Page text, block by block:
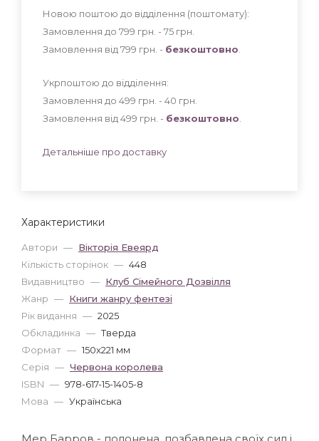
Характеристики
Автори — Вікторія Евеярд
Кількість сторінок — 448
Видавництво — Клуб Сімейного Дозвілля
Жанр — Книги жанру фентезі
Рік видання — 2025
Обкладинка — Тверда
Формат — 150x221 мм
Серія — Червона королева
ISBN — 978-617-15-1405-8
Мова — Українська
Новою поштою до відділення (поштомату):
Замовлення до 799 грн. - 75 грн
Замовлення від 799 грн. - безкоштовно
Укрпоштою до відділення:
Замовлення до 499 грн. - 40 грн
Замовлення від 499 грн. - безкоштовно
Детальніше про доставку
Мер Барров - полонена, позбавлена своїх сил і